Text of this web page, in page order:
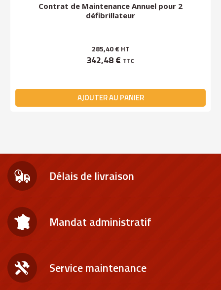
Contrat de Maintenance Annuel pour 2
défibrillateur
285,40 € HT
342,48 € TTC
AJOUTER AU PANIER
Délais de livraison
Mandat administratif
Service maintenance